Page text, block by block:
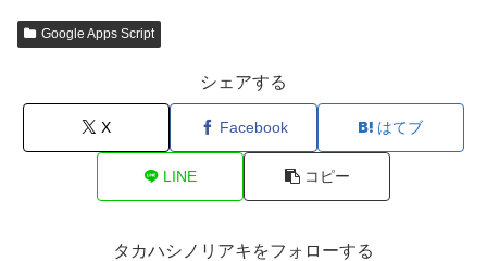
Google Apps Script
シェアする
X Facebook はてブ
LINE コピー
タカハシノリアキをフォローする